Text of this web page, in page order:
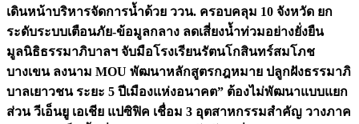
เดินหน้าบริหารจัดการน้ำด้วย ววน. ครอบคลุม 10 จังหวัด ยก
ระดับระบบเตือนภัย-ข้อมูลกลาง ลดเสี่ยงน้ำท่วมอย่างยั่งยืน
มูลนิธิธรรมาภิบาลฯ จับมือโรงเรียนรัตนโกสินทร์สมโภช
บางเขน ลงนาม MOU พัฒนาหลักสูตรกฎหมาย ปลูกฝังธรรมาภิ
บาลเยาวชน ระยะ 5 ปีเมืองแห่งอนาคต” ต้องไม่พัฒนาแบบแยก
ส่วน วีเอ็นยู เอเชีย แปซิฟิค เชื่อม 3 อุตสาหกรรมสำคัญ วางภาค